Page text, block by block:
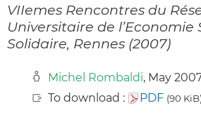
VIIemes Rencontres du
Universitaire de l’Economie
Solidaire, Rennes (2007)
Michel Rombaldi, May
To download :
PDF (90 KiB)